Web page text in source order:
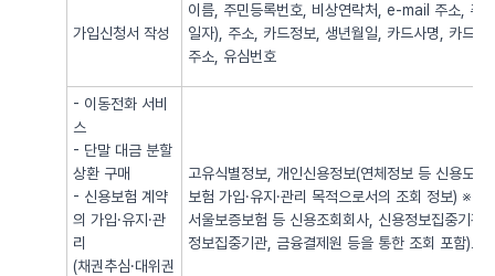
가입신청서 작성
이름, 주민등록번호, 비상연락처, e-mail 주소, 주
일자), 주소, 카드정보, 생년월일, 카드사명, 카드
주소, 유심번호
- 이동전화 서비
스
- 단말 대금 분할
상환 구매
- 신용보험 계약
의 가입·유지·관
리
(채권추심·대위권
고유식별정보, 개인신용정보(연체정보 등 신용도
보험 가입·유지·관리 목적으로서의 조회 정보) ※
서울보증보험 등 신용조회회사, 신용정보집중기관
정보집중기관, 금융결제원 등을 통한 조회 포함)로